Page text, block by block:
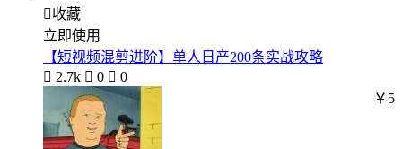
收藏
立即使用
【短视频混剪进阶】单人日产200条实战攻略
 2.7k  0  0
￥5